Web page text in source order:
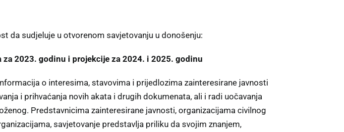
da sudjeluje u otvorenom savjetovanju u donošenju:
za 2023. godinu i projekcije za 2024. i 2025. godinu
o interesima, stavovima i prijedlozima zainteresirane javnosti
i prihvaćanja novih akata i drugih dokumenata, ali i radi uočavanja
Predstavnicima zainteresirane javnosti, organizacijama civilnog
savjetovanje predstavlja priliku da svojim znanjem,